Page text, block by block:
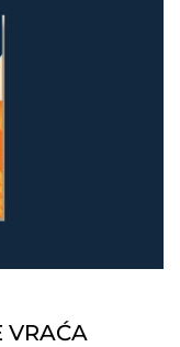
VRAĆA